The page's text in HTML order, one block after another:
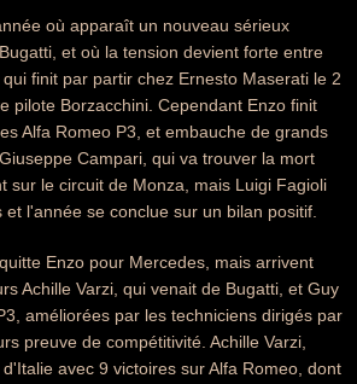
où apparaît un nouveau sérieux
et où la tension devient forte entre
finit par partir chez Ernesto Maserati le 2
pilote Borzacchini. Cependant Enzo finit
Alfa Romeo P3, et embauche de grands
Campari, qui va trouver la mort
sur le circuit de Monza, mais Luigi Fagioli
l'année se conclue sur un bilan positif.
Enzo pour Mercedes, mais arrivent
Achille Varzi, qui venait de Bugatti, et Guy
améliorées par les techniciens dirigés par
preuve de compétitivité. Achille Varzi,
avec 9 victoires sur Alfa Romeo, dont